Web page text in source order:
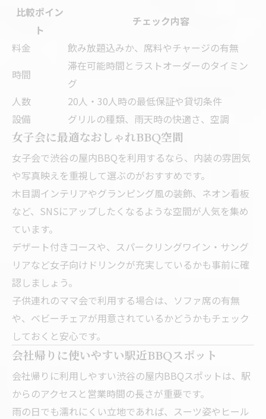
比較ポイン
ト
チェック内容
料金
飲み放題込みか、席料やチャージの有無
時間
滞在可能時間とラストオーダーのタイミン
グ
人数
20人・30人時の最低保証や貸切条件
設備
グリルの種類、雨天時の快適さ、空調
女子会に最適なおしゃれBBQ空間
女子会で渋谷の屋内BBQを利用するなら、内装の雰囲気
や写真映えを重視して選ぶのがおすすめです。
木目調インテリアやグランピング風の装飾、ネオン看板
など、SNSにアップしたくなるような空間が人気を集め
ています。
デザート付きコースや、スパークリングワイン・サング
リアなど女子向けドリンクが充実しているかも事前に確
認しましょう。
子供連れのママ会で利用する場合は、ソファ席の有無
や、ベビーチェアが用意されているかどうかもチェック
しておくと安心です。
会社帰りに使いやすい駅近BBQスポット
会社帰りに利用しやすい渋谷の屋内BBQスポットは、駅
からのアクセスと営業時間の長さが重要です。
雨の日でも濡れにくい立地であれば、スーツ姿やヒール